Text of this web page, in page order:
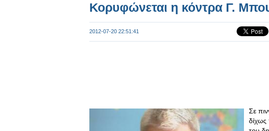
Κορυφώνεται η κόντρα Γ.
2012-07-20 22:51:41
Σε
δίχως